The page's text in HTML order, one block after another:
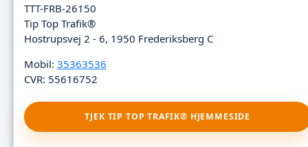
TTT-FRB-26150
Tip Top Trafik®
Hostrupsvej 2 - 6, 1950 Frederiksberg C
Mobil: 35363536
CVR: 55616752
TJEK TIP TOP TRAFIK® HJEMMESIDE